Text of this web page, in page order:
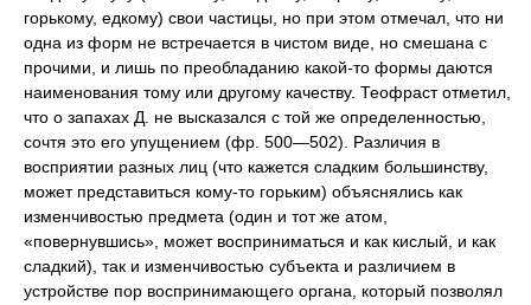
горькому, едкому) свои частицы, но при этом отмечал, что ни
одна из форм не встречается в чистом виде, но смешана с
прочими, и лишь по преобладанию какой-то формы даются
наименования тому или другому качеству. Теофраст отметил,
что о запахах Д. не высказался с той же определенностью,
сочтя это его упущением (фр. 500—502). Различия в
восприятии разных лиц (что кажется сладким большинству,
может представиться кому-то горьким) объяснялись как
изменчивостью предмета (один и тот же атом,
«повернувшись», может восприниматься и как кислый, и как
сладкий), так и изменчивостью субъекта и различием в
устройстве пор воспринимающего органа, который позволял